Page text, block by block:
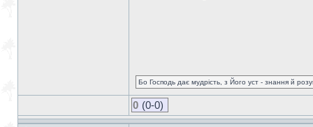
Бо Господь дає мудрість, з Його уст - знання й
0 (0-0)